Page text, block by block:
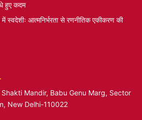
हुए कदम
स्वदेशीः आत्मनिर्भरता से रणनीतिक एकीकरण की
Mandir, Babu Genu Marg, Sector
New Delhi-110022